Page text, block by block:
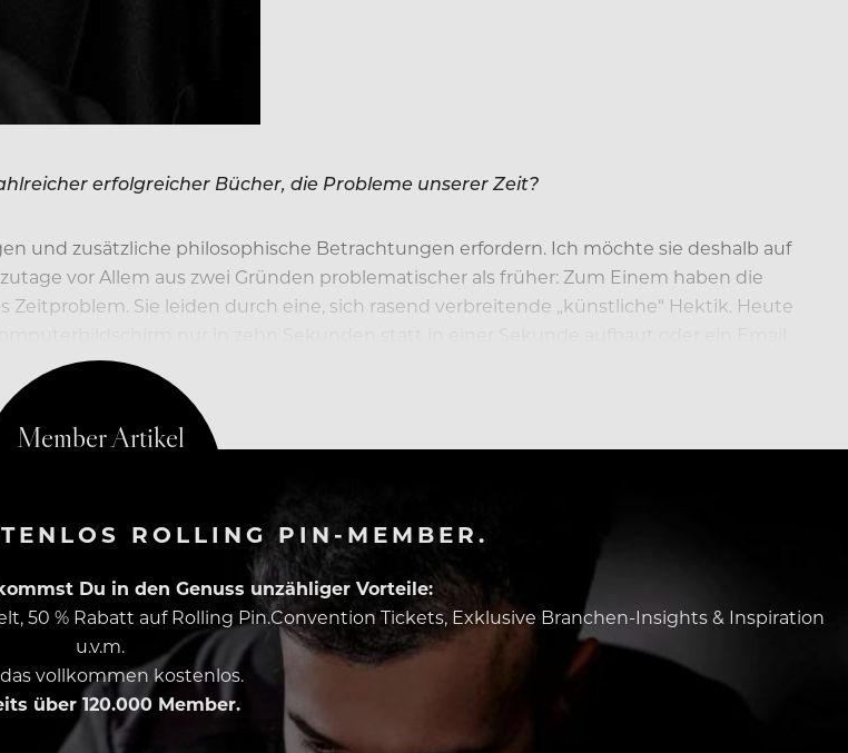
erfolgreicher Bücher, die Probleme unserer Zeit?
und zusätzliche philosophische Betrachtungen erfordern. Ich möchte sie deshalb auf
vor Allem aus zwei Gründen problematischer als früher: Zum Einem haben die
Sie leiden durch eine, sich rasend verbreitende „künstliche“ Hektik. Heute
unsere E-Mails heute möglichst
ROLLING PIN-MEMBER.
Du in den Genuss unzähliger Vorteile:
50 % Rabatt auf Rolling Pin.Convention Tickets, Exklusive Branchen-Insights & Inspiration
u.v.m.
vollkommen kostenlos.
über 120.000 Member.